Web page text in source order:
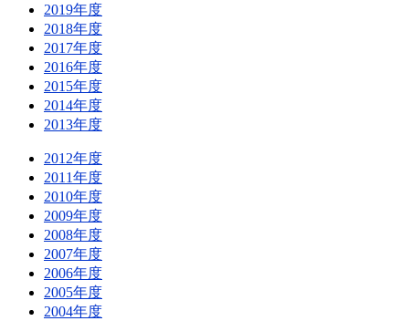
2019年度
2018年度
2017年度
2016年度
2015年度
2014年度
2013年度
2012年度
2011年度
2010年度
2009年度
2008年度
2007年度
2006年度
2005年度
2004年度